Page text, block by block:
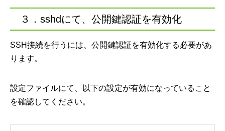
３．sshdにて、公開鍵認証を有効化
SSH接続を行うには、公開鍵認証を有効化する必要があ
ります。
設定ファイルにて、以下の設定が有効になっていること
を確認してください。